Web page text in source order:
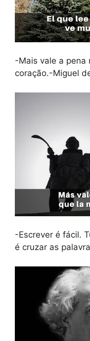
-Mais vale a pena
coração.-Miguel
-Escrever é fácil.
é cruzar as